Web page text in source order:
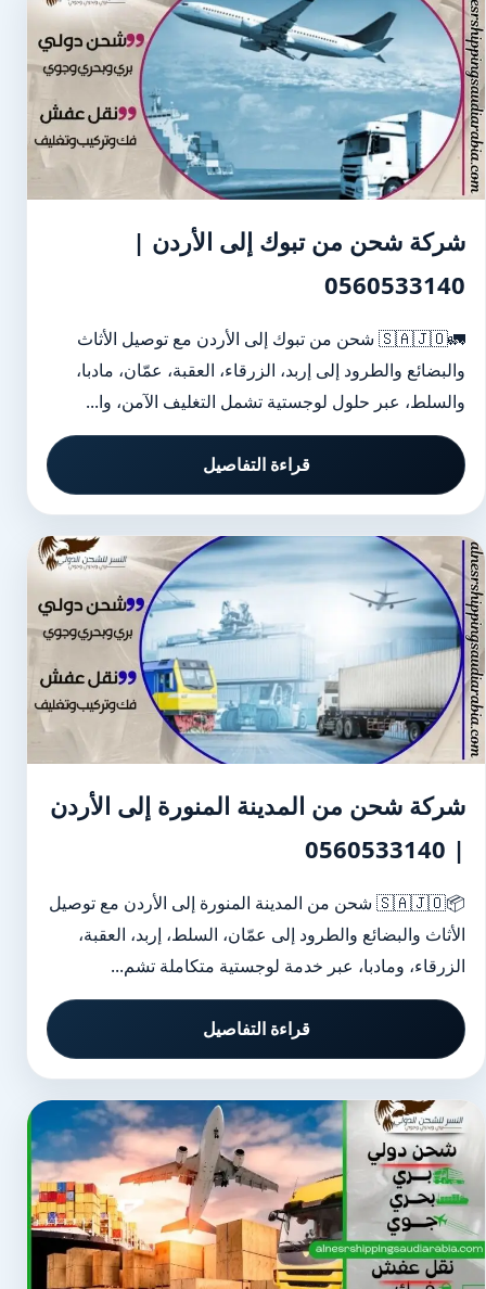
شركة شحن من تبوك إلى الأردن |
0560533140
🚛🇸🇦🇯🇴 شحن من تبوك إلى الأردن مع توصيل الأثاث
والبضائع والطرود إلى إربد، الزرقاء، العقبة، عمّان، مادبا،
والسلط، عبر حلول لوجستية تشمل التغليف الآمن، وا...
قراءة التفاصيل
شركة شحن من المدينة المنورة إلى الأردن
| 0560533140
📦🇸🇦🇯🇴 شحن من المدينة المنورة إلى الأردن مع توصيل
الأثاث والبضائع والطرود إلى عمّان، السلط، إربد، العقبة،
الزرقاء، ومادبا، عبر خدمة لوجستية متكاملة تشم...
قراءة التفاصيل